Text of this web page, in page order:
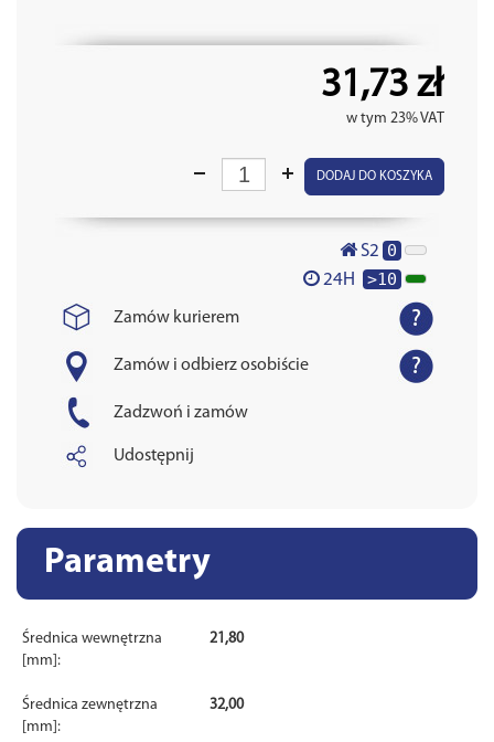
31,73 zł
w tym 23% VAT
DODAJ DO KOSZYKA
S2 0
24H >10
Zamów kurierem
Zamów i odbierz osobiście
Zadzwoń i zamów
Udostępnij
Parametry
Średnica wewnętrzna
[mm]:
21,80
Średnica zewnętrzna
[mm]:
32,00